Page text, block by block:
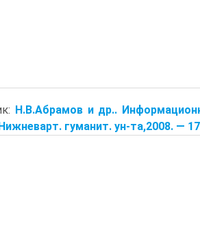
Н.В.Абрамов и др..
гуманит. ун-та,2008. —